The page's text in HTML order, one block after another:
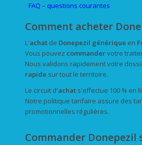
FAQ – questions courantes
Comment acheter
L'achat de Donepezil générique en
Vous pouvez commandervotre
Nous validons rapidement votre
rapide sur tout le territoire.
Le circuit d'achat s'effectue 100 % en
Notre politique tarifaire assure des
promotionnelles régulières.
Commander Donepezil